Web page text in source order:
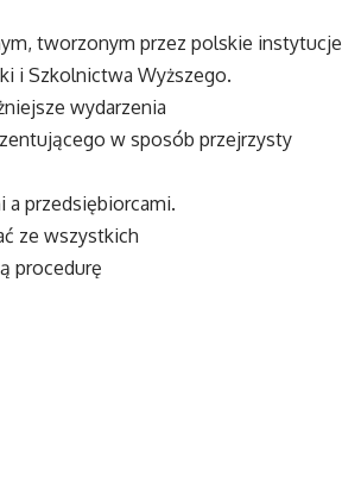
tworzonym przez polskie instytucje
i Szkolnictwa Wyższego.
wydarzenia
w sposób przejrzysty
a przedsiębiorcami.
ze wszystkich
procedurę